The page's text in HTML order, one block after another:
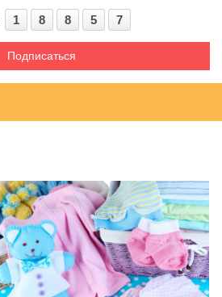
1 8 8 5 7
Подписаться